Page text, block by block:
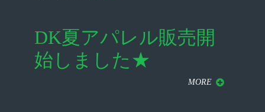
DK夏アパレル販売開
始しました★
MORE